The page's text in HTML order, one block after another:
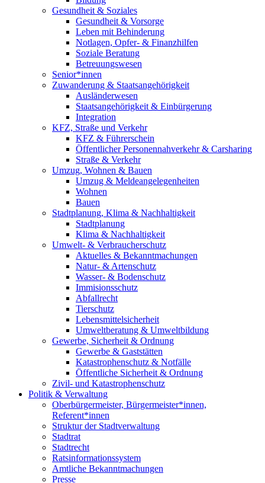
Gesundheit & Soziales
Gesundheit & Vorsorge
Leben mit Behinderung
Notlagen, Opfer- & Finanzhilfen
Soziale Beratung
Betreuungswesen
Senior*innen
Zuwanderung & Staatsangehörigkeit
Ausländerwesen
Staatsangehörigkeit & Einbürgerung
Integration
KFZ, Straße und Verkehr
KFZ & Führerschein
Öffentlicher Personennahverkehr & Carsharing
Straße & Verkehr
Umzug, Wohnen & Bauen
Umzug & Meldeangelegenheiten
Wohnen
Bauen
Stadtplanung, Klima & Nachhaltigkeit
Stadtplanung
Klima & Nachhaltigkeit
Umwelt- & Verbraucherschutz
Aktuelles & Bekanntmachungen
Natur- & Artenschutz
Wasser- & Bodenschutz
Immisionsschutz
Abfallrecht
Tierschutz
Lebensmittelsicherheit
Umweltberatung & Umweltbildung
Gewerbe, Sicherheit & Ordnung
Gewerbe & Gaststätten
Katastrophenschutz & Notfälle
Öffentliche Sicherheit & Ordnung
Zivil- und Katastrophenschutz
Politik & Verwaltung
Oberbürgermeister, Bürgermeister*innen,
Referent*innen
Struktur der Stadtverwaltung
Stadtrat
Stadtrecht
Ratsinformationssystem
Amtliche Bekanntmachungen
Presse